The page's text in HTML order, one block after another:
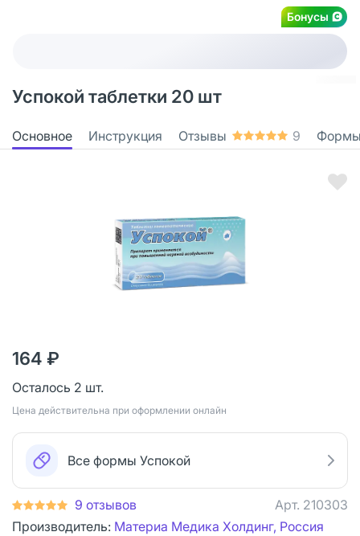
Бонусы
Успокой таблетки 20 шт
Основное Инструкция Отзывы 9
164 ₽
Осталось 2 шт.
Цена действительна при оформлении онлайн
Все формы Успокой
9 отзывов Арт. 210303
Производитель: Материа Медика Холдинг, Россия